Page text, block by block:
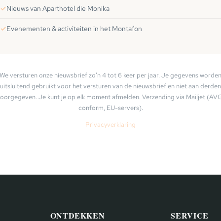
Nieuws van Aparthotel die Monika
Evenementen & activiteiten in het Montafon
We versturen onze nieuwsbrief zo'n 4 tot 6 keer per jaar. Je gegevens worden
uitsluitend gebruikt voor het versturen van de nieuwsbrief en niet aan derden
Je kunt je op elk moment afmelden. Verzending via Mailjet
conform, EU-servers).
Privacyverklaring
ONTDEKKEN SERVICE